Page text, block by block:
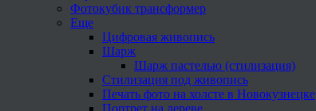
Фотокубик трансформер
Еще
Цифровая живопись
Шарж
Шарж пастелью (стилизация)
Стилизация под живопись
Печать фото на холсте в Новокузнецке
Портрет на дереве